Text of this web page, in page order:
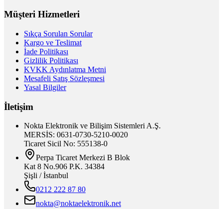
Müşteri Hizmetleri
Sıkça Sorulan Sorular
Kargo ve Teslimat
İade Politikası
Gizlilik Politikası
KVKK Aydınlatma Metni
Mesafeli Satış Sözleşmesi
Yasal Bilgiler
İletişim
Nokta Elektronik ve Bilişim Sistemleri A.Ş.
MERSİS: 0631-0730-5210-0020
Ticaret Sicil No: 555138-0
Perpa Ticaret Merkezi B Blok
Kat 8 No.906 P.K. 34384
Şişli / İstanbul
0212 222 87 80
nokta@noktaelektronik.net